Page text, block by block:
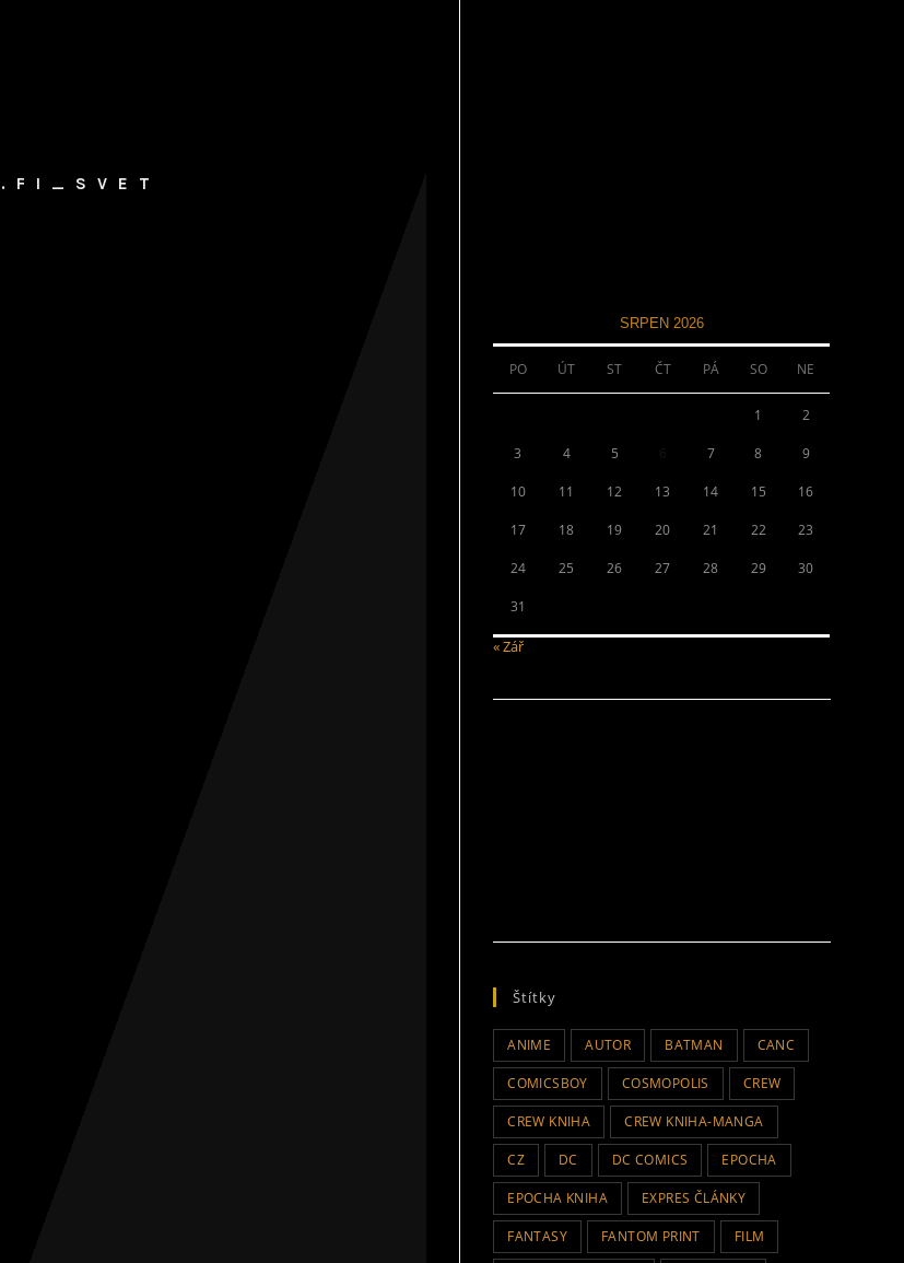
SRPEN 2026
PO ÚT ST ČT PÁ SO NE
1 2
3 4 5 7 8 9
10 11 12 13 14 15 16
17 18 19 20 21 22 23
24 25 26 27 28 29 30
31
« Zář
Štítky
ANIME AUTOR BATMAN CANC
COMICSBOY COSMOPOLIS CREW
CREW KNIHA CREW KNIHA-MANGA
CZ DC DC COMICS EPOCHA
EPOCHA KNIHA EXPRES ČLÁNKY
FANTASY FANTOM PRINT FILM